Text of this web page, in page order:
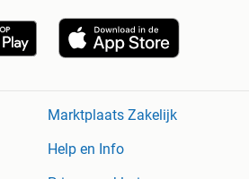
Marktplaats Zakelijk
Help en Info